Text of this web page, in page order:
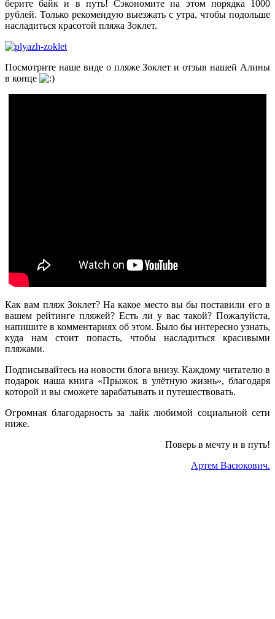
берите байк и в путь! Сэкономите на этом порядка 1000
рублей. Только рекомендую выезжать с утра, чтобы подольше
насладиться красотой пляжа Зоклет.
Посмотрите наше виде о пляже Зоклет и отзыв нашей Алины
в конце
Как вам пляж Зоклет? На какое место вы бы поставили его в
вашем рейтинге пляжей? Есть ли у вас такой? Пожалуйста,
напишите в комментариях об этом. Было бы интересно узнать,
куда нам стоит попасть, чтобы насладиться красивыми
пляжами.
Подписывайтесь на новости блога внизу. Каждому читателю в
подарок наша книга «Прыжок в улётную жизнь», благодаря
которой и вы сможете зарабатывать и путешествовать.
Огромная благодарность за лайк любимой социальной сети
ниже.
Поверь в мечту и в путь!
Артем Васюкович.